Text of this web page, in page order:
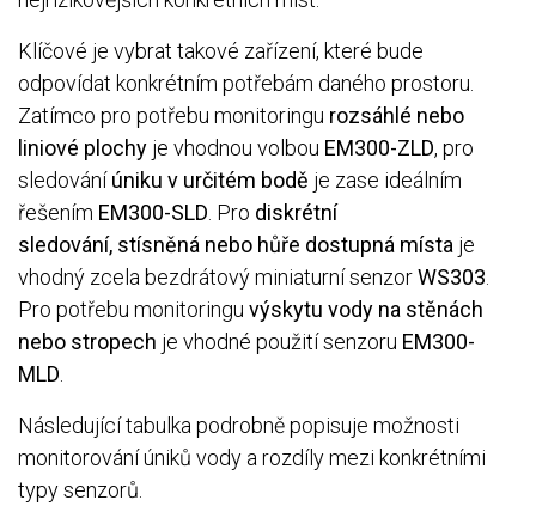
Klíčové je vybrat takové zařízení, které bude
odpovídat konkrétním potřebám daného prostoru.
Zatímco pro potřebu monitoringu rozsáhlé nebo
liniové plochy je vhodnou volbou EM300-ZLD, pro
sledováníúniku v určitém bodě je zase ideálním
řešením EM300-SLD . Pro diskrétní
sledování, stísněná nebo hůře dostupná místa je
vhodný zcela bezdrátový miniaturní senzorWS303
Pro potřebu monitoringu výskytu vody na stěnách
nebo stropech je vhodné použití senzoru EM300-
MLD
Následující tabulka podrobně popisuje možnosti
monitorování úniků vody a rozdíly mezi konkrétními
typy senzorů.